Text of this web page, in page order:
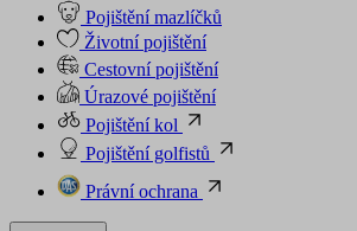
Pojištění mazlíčků
Životní pojištění
Cestovní pojištění
Úrazové pojištění
Pojištění kol
Pojištění golfistů
Právní ochrana